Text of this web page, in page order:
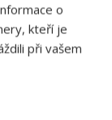
o
kteří je
při vašem